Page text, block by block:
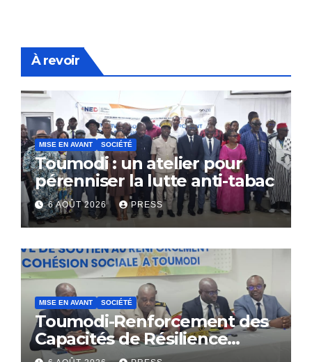
À revoir
MISE EN AVANT SOCIÉTÉ
Toumodi : un atelier pour
pérenniser la lutte anti-tabac
6 AOÛT 2026 PRESS
MISE EN AVANT SOCIÉTÉ
Toumodi-Renforcement des
Capacités de Résilience
Communautaire